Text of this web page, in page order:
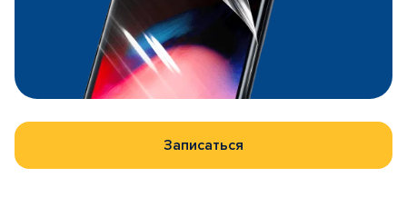
Записаться